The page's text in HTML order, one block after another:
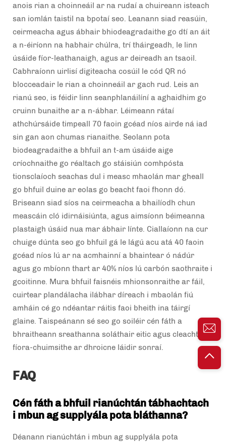
anois rian a choinneáil ar na rudaí a chuireann isteach
san iomlán taistil na bpotaí seo. Leanann siad reasúin,
ceirmeacha agus ábhair bhiodeagradaithe go dtí an áit
a n-éiríonn na habhair chúlra, trí tháirgeadh, le linn
úsáide fíor-leathanaigh, agus ar deireadh an tsaoil.
Cabhraíonn uirlisí digiteacha cosúil le cód QR nó
blocceadair le rian a choinneáil ar gach rud. Leis an
rianú seo, is féidir linn seanphlanáilíní a aghaidhim go
cruinn bunaithe ar a n-ábhar. Léimeann rátaí
athchúrsáide timpeall 70 faoin gcéad níos airde ná iad
sin gan aon chumas rianaithe. Seolann pota
biodeagradaithe a bhfuil an t-am úsáide aige
críochnaithe go réaltach go stáisiún comhpósta
tionsclaíoch seachas dul i measc mhaolán mar gheall
go bhfuil duine ar eolas go beacht faoi fhonn dó.
Briseann siad síos na ceirmeacha a bhailíodh chun
meascáin cló idirnáisiúnta, agus aimsíonn béimeanna
plastaigh úsáid nua mar ábhair línte. Ciallaíonn na cur
chuige dúnta seo go bhfuil gá le lágú acu atá 40 faoin
gcéad níos lú ar na acmhainní a bhaintear ó nádúr
agus go mbíonn thart ar 40% níos lú carbón saothraite i
gcoitinne. Mura bhfuil faisnéis mhionsonraithe ar fáil,
cuirtear plandálacha ilábhar díreach i mbaolán fiú
amháin cé go ndéantar ráitis faoi bheith ina táirgí
glaine. Taispeánann sé seo go soiléir cén fáth a
bhraitheann sreathanna soláthair eitic agus cleachtais
fíora-chuimsithe ar dhroicne láidir sonraí.
FAQ
Cén fáth a bhfuil rianúchtán tábhachtach
i mbun ag supplyála pota bláthanna?
Déanann rianúchtán i mbun ag supplyála pota